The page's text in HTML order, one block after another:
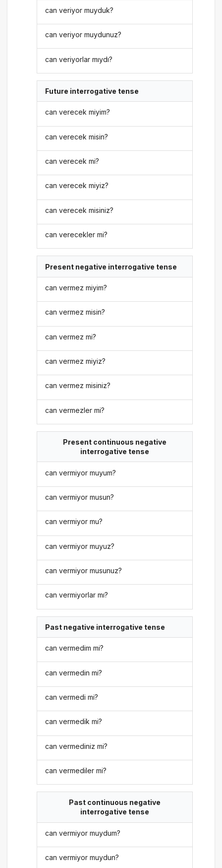
can veriyor muyduk?
can veriyor muydunuz?
can veriyorlar mıydı?
Future interrogative tense
can verecek miyim?
can verecek misin?
can verecek mi?
can verecek miyiz?
can verecek misiniz?
can verecekler mi?
Present negative interrogative tense
can vermez miyim?
can vermez misin?
can vermez mi?
can vermez miyiz?
can vermez misiniz?
can vermezler mi?
Present continuous negative
interrogative tense
can vermiyor muyum?
can vermiyor musun?
can vermiyor mu?
can vermiyor muyuz?
can vermiyor musunuz?
can vermiyorlar mı?
Past negative interrogative tense
can vermedim mi?
can vermedin mi?
can vermedi mi?
can vermedik mi?
can vermediniz mi?
can vermediler mi?
Past continuous negative
interrogative tense
can vermiyor muydum?
can vermiyor muydun?